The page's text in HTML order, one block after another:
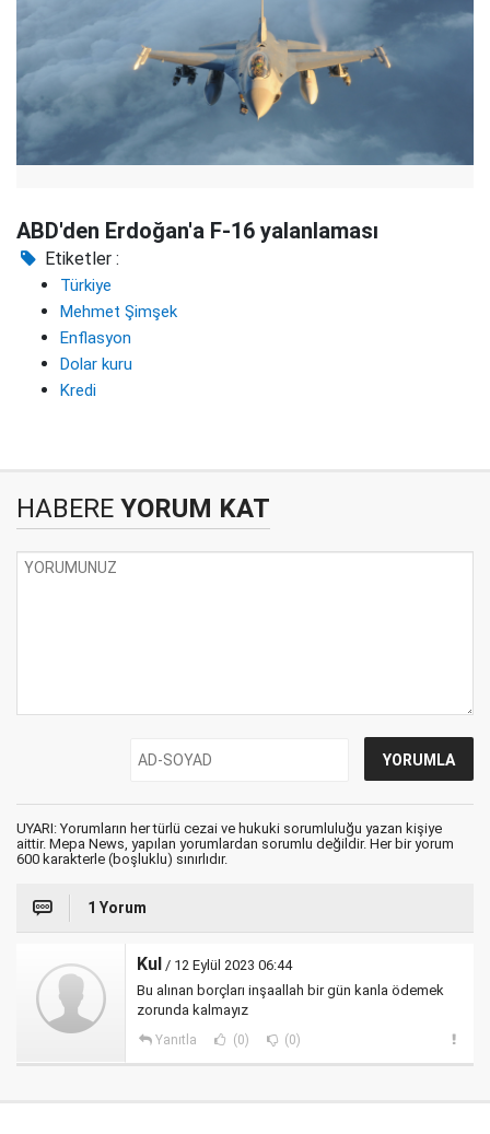
ABD'den Erdoğan'a F-16 yalanlaması
Etiketler :
Türkiye
Mehmet Şimşek
Enflasyon
Dolar kuru
Kredi
HABERE YORUM KAT
UYARI: Yorumların her türlü cezai ve hukuki sorumluluğu yazan kişiye
aittir. Mepa News, yapılan yorumlardan sorumlu değildir. Her bir yorum
600 karakterle (boşluklu) sınırlıdır.
1 Yorum
Kul / 12 Eylül 2023 06:44
Bu alınan borçları inşaallah bir gün kanla ödemek
zorunda kalmayız
Yanıtla (0) (0)